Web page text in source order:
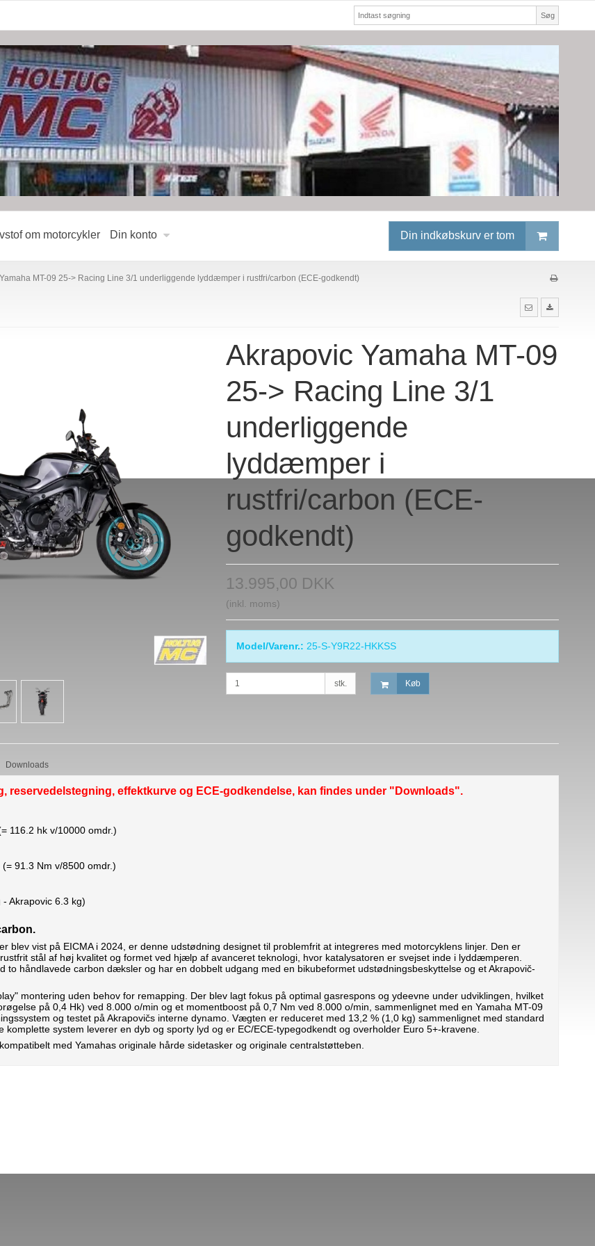
Søg
om motorcykler Din konto Din indkøbskurv er tom
MT-09 25-> Racing Line 3/1 underliggende lyddæmper i rustfri/carbon (ECE-godkendt)
Akrapovic Yamaha MT-09
25-> Racing Line 3/1
underliggende
lyddæmper i
rustfri/carbon (ECE-
godkendt)
13.995,00 DKK
(inkl. moms)
Model/Varenr.: 25-S-Y9R22-HKKSS
stk. Køb
Downloads
reservedelstegning, effektkurve og ECE-godkendelse, kan findes under "Downloads".
116.2 hk v/10000 omdr.)
91.3 Nm v/8500 omdr.)
Akrapovic 6.3 kg)
blev vist på EICMA i 2024, er denne udstødning designet til problemfrit at integreres med motorcyklens linjer. Den er
stål af høj kvalitet og formet ved hjælp af avanceret teknologi, hvor katalysatoren er svejset inde i lyddæmperen.
to håndlavede carbon dæksler og har en dobbelt udgang med en bikubeformet udstødningsbeskyttelse og et Akrapovič-
montering uden behov for remapping. Der blev lagt fokus på optimal gasrespons og ydeevne under udviklingen, hvilket
på 0,4 Hk) ved 8.000 o/min og et momentboost på 0,7 Nm ved 8.000 o/min, sammenlignet med en Yamaha MT-09
og testet på Akrapovičs interne dynamo. Vægten er reduceret med 13,2 % (1,0 kg) sammenlignet med standard
komplette system leverer en dyb og sporty lyd og er EC/ECE-typegodkendt og overholder Euro 5+-kravene.
med Yamahas originale hårde sidetasker og originale centralstøtteben.